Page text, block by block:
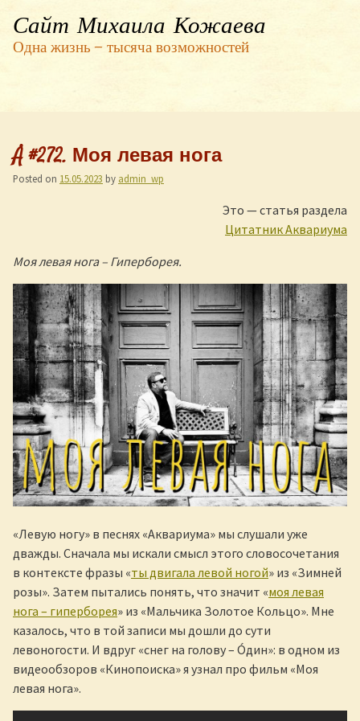
Сайт Михаила Кожаева
Одна жизнь — тысяча возможностей
Å #272. Моя левая нога
Posted on 15.05.2023 by admin_wp
Это — статья раздела
Цитатник Аквариума
Моя левая нога – Гиперборея.
«Левую ногу» в песнях «Аквариума» мы слушали уже
дважды. Сначала мы искали смысл этого словосочетания
в контексте фразы «ты двигала левой ногой» из «Зимней
розы». Затем пытались понять, что значит «моя левая
нога – гиперборея» из «Мальчика Золотое Кольцо». Мне
казалось, что в той записи мы дошли до сути
левоногости. И вдруг «снег на голову – Óдин»: в одном из
видеообзоров «Кинопоиска» я узнал про фильм «Моя
левая нога».